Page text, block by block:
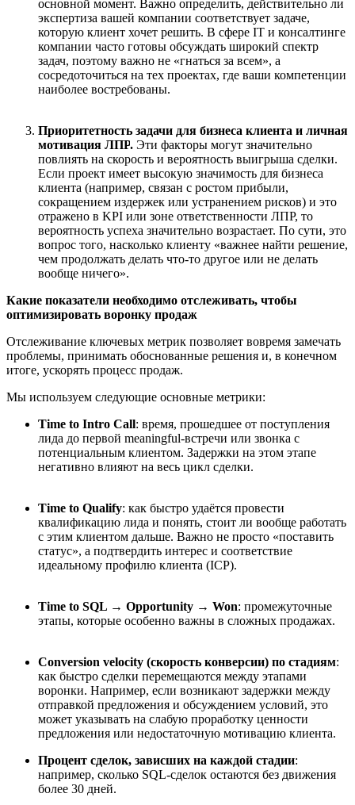
основной момент. Важно определить, действительно ли
экспертиза вашей компании соответствует задаче,
которую клиент хочет решить. В сфере IT и консалтинге
компании часто готовы обсуждать широкий спектр
задач, поэтому важно не «гнаться за всем», а
сосредоточиться на тех проектах, где ваши компетенции
наиболее востребованы.
Приоритетность задачи для бизнеса клиента и личная
мотивация ЛПР. Эти факторы могут значительно
повлиять на скорость и вероятность выигрыша сделки.
Если проект имеет высокую значимость для бизнеса
клиента (например, связан с ростом прибыли,
сокращением издержек или устранением рисков) и это
отражено в KPI или зоне ответственности ЛПР, то
вероятность успеха значительно возрастает. По сути, это
вопрос того, насколько клиенту «важнее найти решение,
чем продолжать делать что-то другое или не делать
вообще ничего».
Какие показатели необходимо отслеживать, чтобы
оптимизировать воронку продаж
Отслеживание ключевых метрик позволяет вовремя замечать
проблемы, принимать обоснованные решения и, в конечном
итоге, ускорять процесс продаж.
Мы используем следующие основные метрики:
Time to Intro Call: время, прошедшее от поступления
лида до первой meaningful-встречи или звонка с
потенциальным клиентом. Задержки на этом этапе
негативно влияют на весь цикл сделки.
Time to Qualify: как быстро удаётся провести
квалификацию лида и понять, стоит ли вообще работать
с этим клиентом дальше. Важно не просто «поставить
статус», а подтвердить интерес и соответствие
идеальному профилю клиента (ICP).
Time to SQL → Opportunity → Won: промежуточные
этапы, которые особенно важны в сложных продажах.
Conversion velocity (скорость конверсии) по стадиям:
как быстро сделки перемещаются между этапами
воронки. Например, если возникают задержки между
отправкой предложения и обсуждением условий, это
может указывать на слабую проработку ценности
предложения или недостаточную мотивацию клиента.
Процент сделок, зависших на каждой стадии:
например, сколько SQL-сделок остаются без движения
более 30 дней.